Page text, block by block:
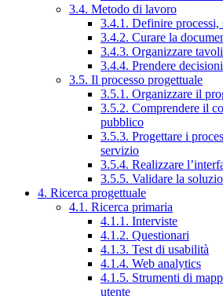
3.4. Metodo di lavoro
3.4.1. Definire processi,
3.4.2. Curare la
3.4.3. Organizzare
3.4.4. Prendere decisioni
3.5. Il processo progettuale
3.5.1. Organizzare il
3.5.2. Comprendere il
pubblico
3.5.3. Progettare i
servizio
3.5.4. Realizzare
3.5.5. Validare la
4. Ricerca progettuale
4.1. Ricerca primaria
4.1.1. Interviste
4.1.2. Questionari
4.1.3. Test di usabilità
4.1.4. Web analytics
4.1.5. Strumenti di
utente